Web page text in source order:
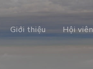
Giới thiệu Hội viên